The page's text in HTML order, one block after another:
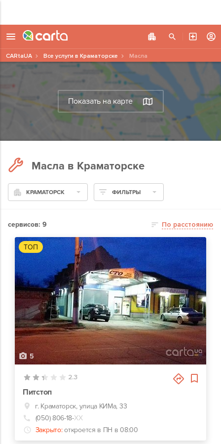
Показать на карте
CARtaUA Все услуги в Краматорске Масла
Масла в Краматорске
КРАМАТОРСК ФИЛЬТРЫ
сервисов: 9 По расстоянию
ТОП
5
2.3
Питстоп
г. Краматорск, улица КИМа, 33
(050) 806-18-ХХ
Закрыто: откроется в ПН в 08:00